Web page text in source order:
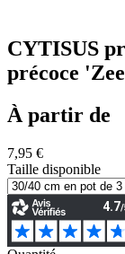
CYTISUS
précoce
À partir de
7,95 €
Taille disponible